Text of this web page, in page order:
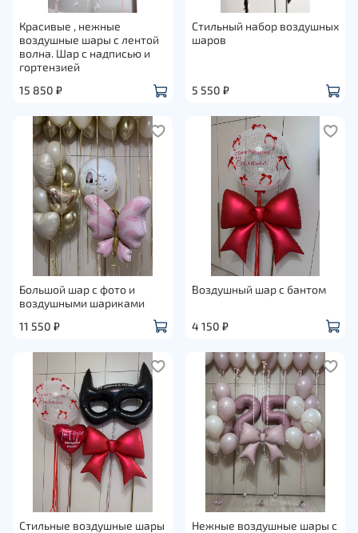
Красивые , нежные
воздушные шары с лентой
волна. Шар с надписью и
гортензией
15 850 ₽
Стильный набор воздушных
шаров
5 550 ₽
Большой шар с фото и
воздушными шариками
11 550 ₽
Воздушный шар с бантом
4 150 ₽
Стильные воздушные шары
Нежные воздушные шары с